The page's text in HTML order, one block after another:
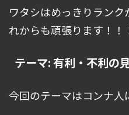
ワタシはめっきりラン
れからも頑張ります！！
テーマ: 有利・不利の
今回のテーマはコンナ人